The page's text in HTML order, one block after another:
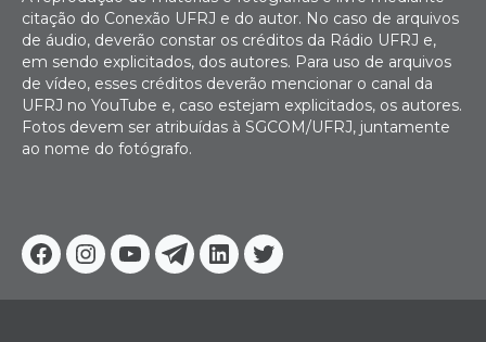
Facebook
Instagram
YoutubeTelegram
Linkedin
Twitter
citação do Conexão UFRJ e do autor. No caso de arquivos
de áudio, deverão constar os créditos da Rádio UFRJ e,
em sendo explicitados, dos autores. Para uso de arquivos
de vídeo, esses créditos deverão mencionar o canal da
UFRJ no YouTube e, caso estejam explicitados, os autores.
Fotos devem ser atribuídas à SGCOM/UFRJ, juntamente
ao nome do fotógrafo.